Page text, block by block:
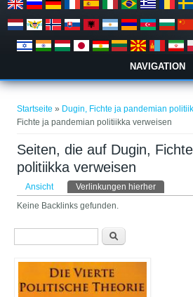
NAVIGATION
Startseite » Dugin, Fichte ja pandemian
Fichte ja pandemian politiikka verweisen
Seiten, die auf Dugin,
politiikka verweisen
Haupt-Reiter
Ansicht Verlinkungen hierher
Keine Backlinks gefunden.
Suchformular